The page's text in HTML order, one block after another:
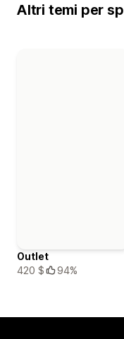
Altri temi per
Outlet
420 $
94%